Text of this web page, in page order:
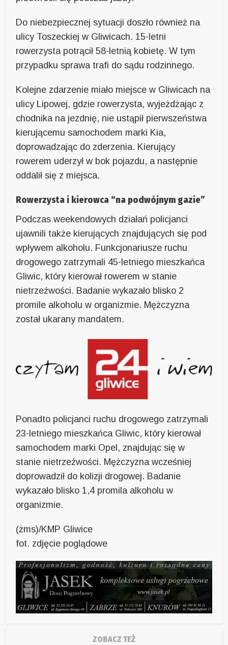
Do niebezpiecznej sytuacji doszło również na
ulicy Toszeckiej w Gliwicach. 15-letni
rowerzysta potrącił 58-letnią kobietę. W tym
przypadku sprawa trafi do sądu rodzinnego.
Kolejne zdarzenie miało miejsce w Gliwicach na
ulicy Lipowej, gdzie rowerzysta, wyjeżdżając z
chodnika na jezdnię, nie ustąpił pierwszeństwa
kierującemu samochodem marki Kia,
doprowadzając do zderzenia. Kierujący
rowerem uderzył w bok pojazdu, a następnie
oddalił się z miejsca.
Rowerzysta i kierowca “na podwójnym gazie”
Podczas weekendowych działań policjanci
ujawnili także kierujących znajdujących się pod
wpływem alkoholu. Funkcjonariusze ruchu
drogowego zatrzymali 45-letniego mieszkańca
Gliwic, który kierował rowerem w stanie
nietrzeźwości. Badanie wykazało blisko 2
promile alkoholu w organizmie. Mężczyzna
został ukarany mandatem.
Ponadto policjanci ruchu drogowego zatrzymali
23-letniego mieszkańca Gliwic, który kierował
samochodem marki Opel, znajdując się w
stanie nietrzeźwości. Mężczyzna wcześniej
doprowadził do kolizji drogowej. Badanie
wykazało blisko 1,4 promila alkoholu w
organizmie.
(żms)/KMP Gliwice
fot. zdjęcie poglądowe
ZOBACZ TEŻ